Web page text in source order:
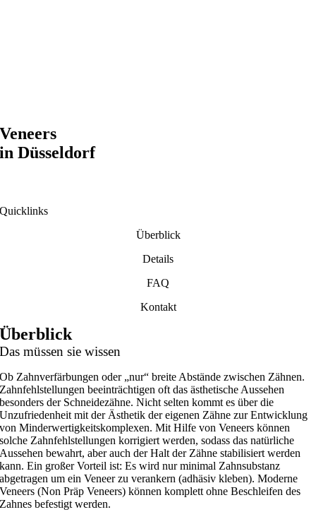
Veneers
in Düsseldorf
Quicklinks
Überblick
Details
FAQ
Kontakt
Überblick
Das müssen sie wissen
Ob Zahnverfärbungen oder „nur“ breite Abstände zwischen Zähnen.
Zahnfehlstellungen beeinträchtigen oft das ästhetische Aussehen
besonders der Schneidezähne. Nicht selten kommt es über die
Unzufriedenheit mit der Ästhetik der eigenen Zähne zur Entwicklung
von Minderwertigkeitskomplexen. Mit Hilfe von Veneers können
solche Zahnfehlstellungen korrigiert werden, sodass das natürliche
Aussehen bewahrt, aber auch der Halt der Zähne stabilisiert werden
kann. Ein großer Vorteil ist: Es wird nur minimal Zahnsubstanz
abgetragen um ein Veneer zu verankern (adhäsiv kleben). Moderne
Veneers (Non Präp Veneers) können komplett ohne Beschleifen des
Zahnes befestigt werden.